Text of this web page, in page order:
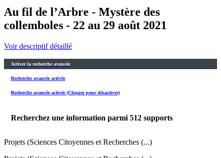
Au fil de l’Arbre - Mystère des
collemboles - 22 au 29 août 2021
Voir descriptif détaillé
Activer la recherche avancée
Recherche avancée activée
Recherche avancée activée (Cliquer pour désactiver)
Recherchez une information parmi 512 supports
Projets (Sciences Citoyennes et Recherches (...)